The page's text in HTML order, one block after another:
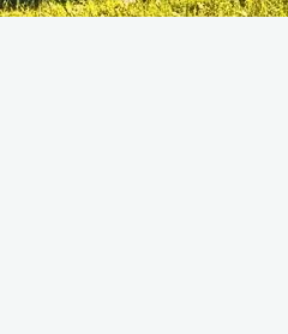
Aedca :
choisir